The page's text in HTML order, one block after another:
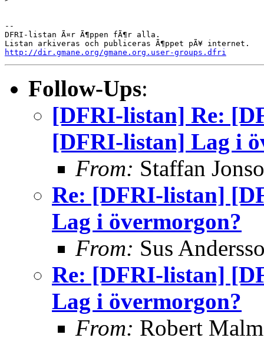
--
DFRI-listan Ã¤r Ã¶ppen fÃ¶r alla.
http://dir.gmane.org/gmane.org.user-groups.dfri
Follow-Ups:
[DFRI-listan] Re:
[DFRI-listan] Lag i
From: Staffan
Re: [DFRI-listan]
Lag i övermorgon?
From: Sus
Re: [DFRI-listan]
Lag i övermorgon?
From: Robert